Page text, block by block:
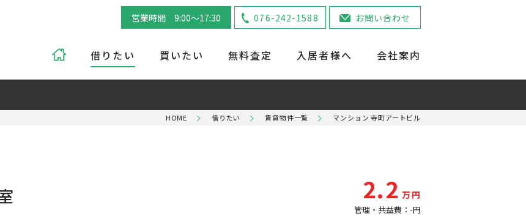
借りたい 買いたい 無料査定 入居者様へ 会社案内
営業時間 9:00～17:30 076-242-1588 お問い合わせ
HOME 借りたい 賃貸物件一覧 マンション 寺町アートビル
2.2 万円
管理・共益費：-円